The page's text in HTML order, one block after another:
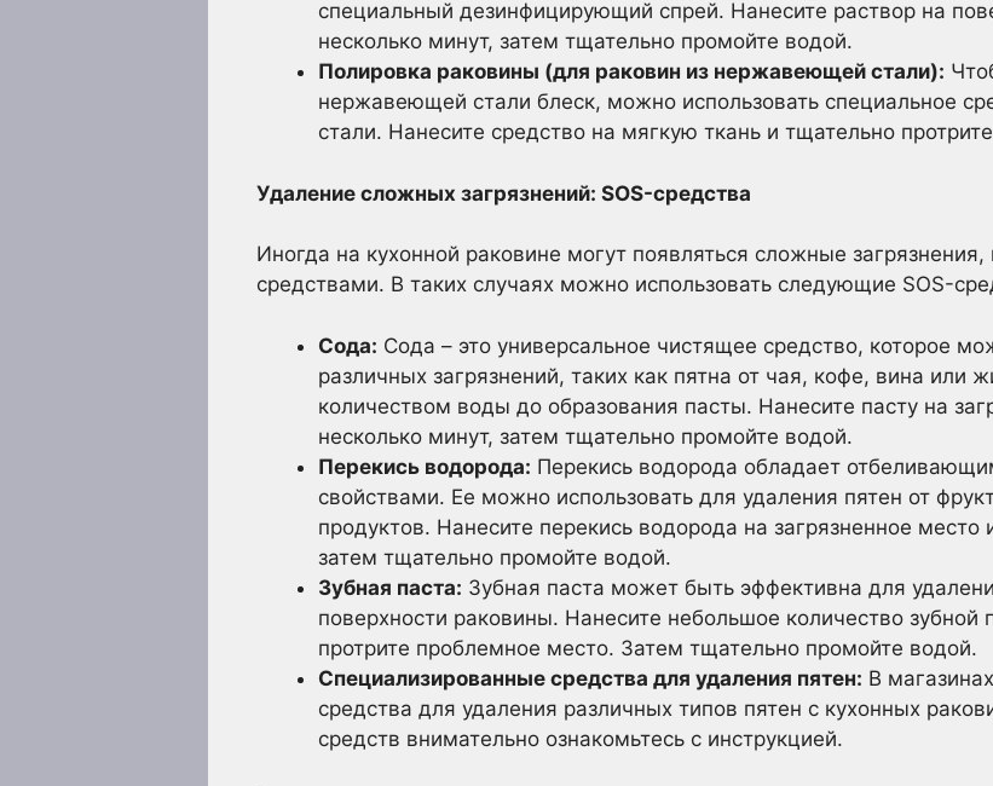
специальный дезинфицирующий спрей. Нанесите раствор на
несколько минут, затем тщательно промойте водой.
Полировка раковины (для раковин из нержавеющей стали):
нержавеющей стали блеск, можно использовать специальное
стали. Нанесите средство на мягкую ткань и тщательно
Удаление сложных загрязнений: SOS-средства
Иногда на кухонной раковине могут появляться сложные
средствами. В таких случаях можно использовать следующие SOS-
Сода: Сода – это универсальное чистящее средство, которое
различных загрязнений, таких как пятна от чая, кофе, вина
количеством воды до образования пасты. Нанесите пасту на
несколько минут, затем тщательно промойте водой.
Перекись водорода: Перекись водорода обладает
свойствами. Ее можно использовать для удаления пятен от
продуктов. Нанесите перекись водорода на загрязненное место
затем тщательно промойте водой.
Зубная паста: Зубная паста может быть эффективна для
поверхности раковины. Нанесите небольшое количество зубной
протрите проблемное место. Затем тщательно промойте водой.
Специализированные средства для удаления пятен: В
средства для удаления различных типов пятен с кухонных
средств внимательно ознакомьтесь с инструкцией.